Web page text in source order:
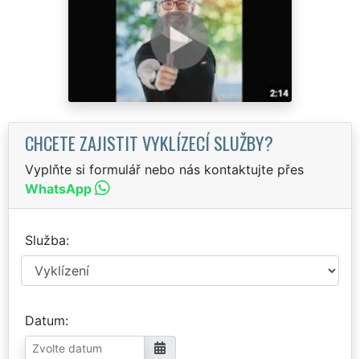
CHCETE ZAJISTIT VYKLÍZECÍ SLUŽBY?
Vyplňte si formulář nebo nás kontaktujte přes
WhatsApp
Služba
Datum